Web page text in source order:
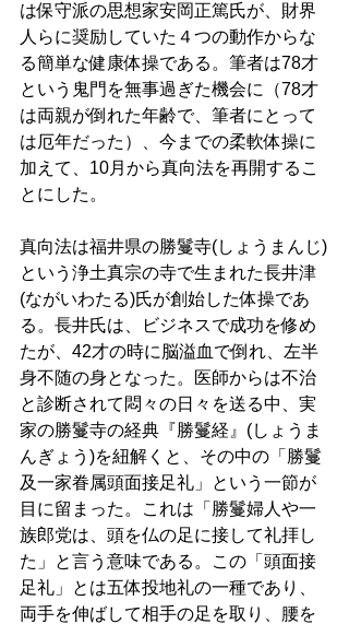
は保守派の思想家安岡正篤氏が、財界
人らに奨励していた４つの動作からな
る簡単な健康体操である。筆者は78才
という鬼門を無事過ぎた機会に（78才
は両親が倒れた年齢で、筆者にとって
は厄年だった）、今までの柔軟体操に
加えて、10月から真向法を再開するこ
とにした。
真向法は福井県の勝鬘寺(しょうまんじ)
という浄土真宗の寺で生まれた長井津
(ながいわたる)氏が創始した体操であ
る。長井氏は、ビジネスで成功を修め
たが、42才の時に脳溢血で倒れ、左半
身不随の身となった。医師からは不治
と診断されて悶々の日々を送る中、実
家の勝鬘寺の経典『勝鬘経』(しょうま
んぎょう)を紐解くと、その中の「勝鬘
及一家眷属頭面接足礼」という一節が
目に留まった。これは「勝鬘婦人や一
族郎党は、頭を仏の足に接して礼拝し
た」と言う意味である。この「頭面接
足礼」とは五体投地礼の一種であり、
両手を伸ばして相手の足を取り、腰を